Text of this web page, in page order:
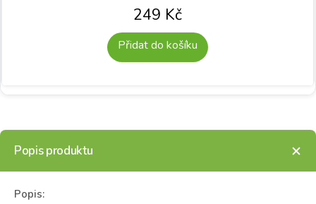
249 Kč
Přidat do košíku
Popis produktu
Popis: